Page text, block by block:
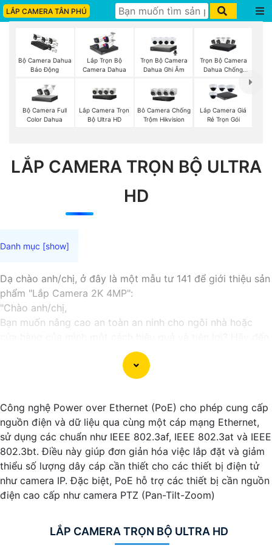
LẮP CAMERA TÂN PHÚ
Bộ Camera Dahua
Báo Động
Lắp Trọn Bộ
Camera Dahua
Trọn Bộ Camera
Dahua Ghi Âm
Trọn Bộ Camera
Dahua Chống
Bộ Camera Full
Color Dahua
Lắp Camera Trọn
Bộ Ultra HD
Bô Camera Chống
Trộm Hikvision
Lắp Camera Giá
Rẻ Trọn Gói
LẮP CAMERA TRỌN BỘ ULTRA
HD
Dạ chào anh/chị, ở đây là một mẫu tư 141 để giới thiệu sản
phẩm "Lắp Camera 2K 4MP":
"Chào anh/chị,
Bạn muốn nâng cao an toàn an ninh cho ngôi nhà hoặc
với Camera 2K 4MP, giải pháp giám sát chất lượng cao mà
Với độ phân giải 2K và 4MP, Camera này sẽ cung cấp hình
hoạt động xung quanh ngôi nhà hay cửa hàng của mình
mọi lúc, mọi nơi thông qua điện thoại di động. Một cách
giám sát an toàn và thuận tiện.
Camera 2K 4MP còn tích hợp nhiều tính năng thông minh
như cảnh báo chuyển động, giao tiếp 2 chiều, hồng ngoại
hỗ trợ quan sát ban đêm và nhiều tính năng khác giúp
nâng cao tính an toàn và tiện ích cho hệ thống giám sát
Hãy bảo vệ tài sản và gia đình của bạn một cách an toàn
và hiệu quả với Camera 2K 4MP ngay hôm nay!
Công nghệ Power over Ethernet (PoE) cho phép cung cấp
nguồn điện và dữ liệu qua cùng một cáp mạng Ethernet,
sử dụng các chuẩn như IEEE 802.3af, IEEE 802.3at và IEEE
802.3bt. Điều này giúp đơn giản hóa việc lắp đặt và giảm
thiểu số lượng dây cáp cần thiết cho các thiết bị điện tử
như camera IP. Đặc biệt, PoE hỗ trợ các thiết bị cần nguồn
điện cao cấp như camera PTZ (Pan-Tilt-Zoom)
LẮP CAMERA TRỌN BỘ ULTRA HD